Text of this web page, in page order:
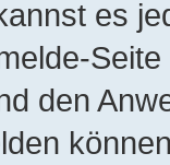
es
den